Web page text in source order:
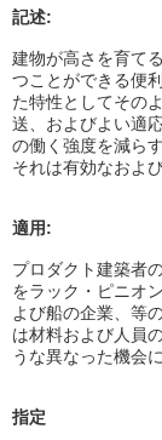
記述:
建物が高さを育て
つことができる便
た特性としてその
送、およびよい適
の働く強度を減ら
それは有効なおよ
適用:
プロダクト建築者
をラック・ピニオ
よび船の企業、等
は材料および人員
うな異なった機会
指定